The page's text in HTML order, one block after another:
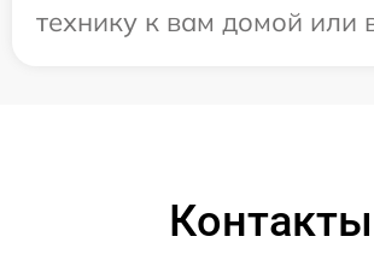
технику к вам домой или
Контакты